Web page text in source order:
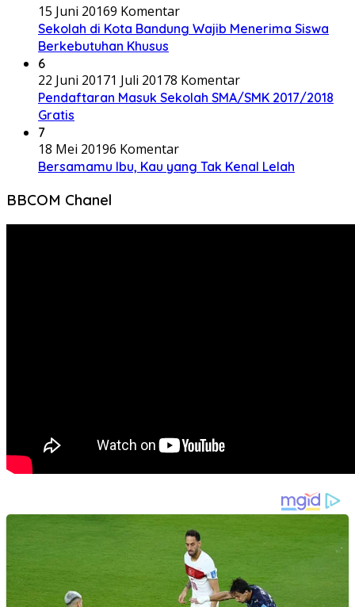
15 Juni 20169 Komentar
Sekolah di Kota Bandung Wajib Menerima Siswa
Berkebutuhan Khusus
6
22 Juni 20171 Juli 20178 Komentar
Pendaftaran Masuk Sekolah SMA/SMK 2017/2018
Gratis
7
18 Mei 20196 Komentar
Bersamamu Ibu, Kau yang Tak Kenal Lelah
BBCOM Chanel